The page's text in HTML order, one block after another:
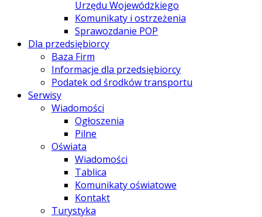
Urzędu Wojewódzkiego
Komunikaty i ostrzeżenia
Sprawozdanie POP
Dla przedsiębiorcy
Baza Firm
Informacje dla przedsiębiorcy
Podatek od środków transportu
Serwisy
Wiadomości
Ogłoszenia
Pilne
Oświata
Wiadomości
Tablica
Komunikaty oświatowe
Kontakt
Turystyka